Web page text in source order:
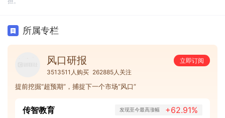
所属专栏
风口研报
立即订阅
3513511人购买 262885人关注
提前挖掘“超预期”，捕捉下一个市场“风口”
传智教育 发现至今最高涨幅 +62.91%